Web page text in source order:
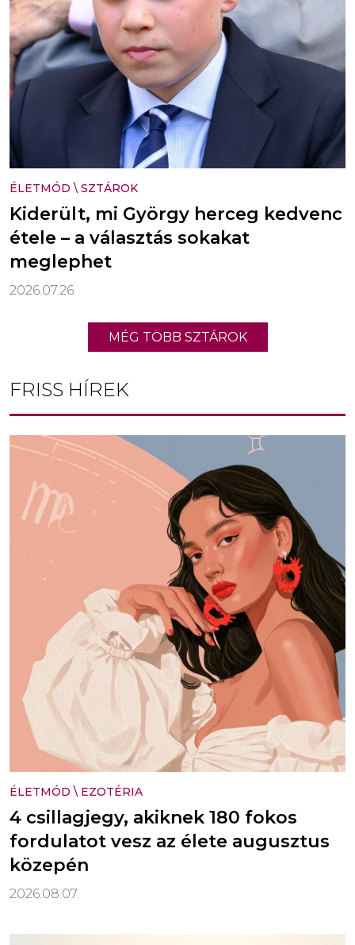
ÉLETMÓD \ SZTÁROK
Kiderült, mi György herceg kedvenc
étele – a választás sokakat
meglephet
2026.07.26.
MÉG TÖBB SZTÁROK
FRISS HÍREK
ÉLETMÓD \ EZOTÉRIA
4 csillagjegy, akiknek 180 fokos
fordulatot vesz az élete augusztus
közepén
2026.08.07.